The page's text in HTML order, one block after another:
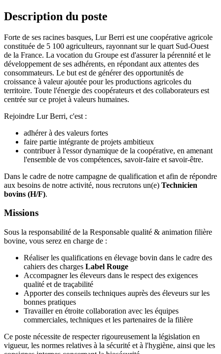
Description du poste
Forte de ses racines basques, Lur Berri est une coopérative agricole
constituée de 5 100 agriculteurs, rayonnant sur le quart Sud-Ouest
de la France. La vocation du Groupe est d'assurer la pérennité et le
développement de ses adhérents, en répondant aux attentes des
consommateurs. Le but est de générer des opportunités de
croissance à valeur ajoutée pour les productions agricoles du
territoire. Toute l'énergie des coopérateurs et des collaborateurs est
centrée sur ce projet à valeurs humaines.
Rejoindre Lur Berri, c'est :
adhérer à des valeurs fortes
faire partie intégrante de projets ambitieux
contribuer à l'essor dynamique de la coopérative, en amenant
l'ensemble de vos compétences, savoir-faire et savoir-être.
Dans le cadre de notre campagne de qualification et afin de répondre
aux besoins de notre activité, nous recrutons un(e) Technicien
bovins (H/F).
Missions
Sous la responsabilité de la Responsable qualité & animation filière
bovine, vous serez en charge de :
Réaliser les qualifications en élevage bovin dans le cadre des
cahiers des charges Label Rouge
Accompagner les éleveurs dans le respect des exigences
qualité et de traçabilité
Apporter des conseils techniques auprès des éleveurs sur les
bonnes pratiques
Travailler en étroite collaboration avec les équipes
commerciales, techniques et les partenaires de la filière
Ce poste nécessite de respecter rigoureusement la législation en
vigueur, les normes relatives à la sécurité et à l'hygiène, ainsi que les